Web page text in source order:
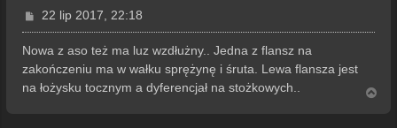
P
o
s
t
22 lip 2017, 22:18
Nowa z aso też ma luz wzdłużny.. Jedna z flansz na
zakończeniu ma w wałku sprężynę i śruta. Lewa flansza jest
na łożysku tocznym a dyferencjał na stożkowych..